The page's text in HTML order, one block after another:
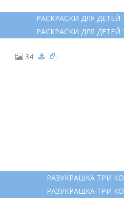
РАСКРАСКИ ДЛЯ
РАСКРАСКИ ДЛЯ
34
РАЗУКРАШКА ТРИ
РАЗУКРАШКА ТРИ